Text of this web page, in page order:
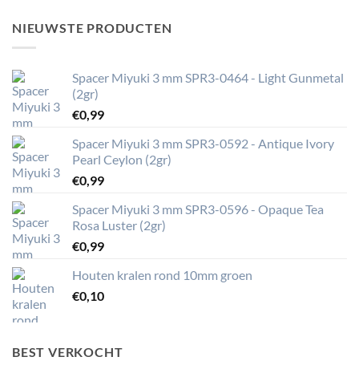
NIEUWSTE PRODUCTEN
Spacer Miyuki 3 mm SPR3-0464 - Light Gunmetal
(2gr)
€0,99
Spacer Miyuki 3 mm SPR3-0592 - Antique Ivory
Pearl Ceylon (2gr)
€0,99
Spacer Miyuki 3 mm SPR3-0596 - Opaque Tea
Rosa Luster (2gr)
€0,99
Houten kralen rond 10mm groen
€0,10
BEST VERKOCHT